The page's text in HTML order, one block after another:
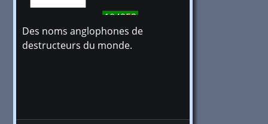
104953
Des noms anglophones de
destructeurs du monde.